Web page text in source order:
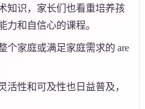
知识，家长们也看重培养孩
力和自信心的课程。
个家庭或满足家庭需求的 are
活性和可及性也日益普及，